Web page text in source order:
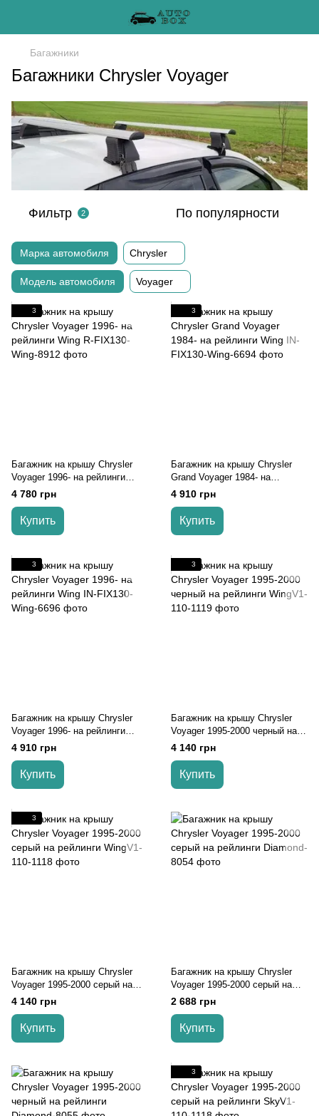
Багажники
Багажники Chrysler Voyager
Фильтр 2 По популярности
Марка автомобиля Chrysler
Модель автомобиля Voyager
3
Багажник на крышу Chrysler
Voyager 1996- на рейлинги
Wing
4 780 грн
Купить
3
Багажник на крышу Chrysler
Grand Voyager 1984- на
рейлинги Wing
4 910 грн
Купить
3
Багажник на крышу Chrysler
Voyager 1996- на рейлинги
Wing
4 910 грн
Купить
3
Багажник на крышу Chrysler
Voyager 1995-2000 черный на
рейлинги
4 140 грн
Купить
3
Багажник на крышу Chrysler
Voyager 1995-2000 серый на
рейлинги
4 140 грн
Купить
Багажник на крышу Chrysler
Voyager 1995-2000 серый на
рейлинги
2 688 грн
Купить
3